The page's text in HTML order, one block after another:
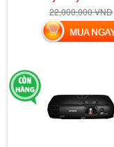
22,000,000 VND
MUA NGAY